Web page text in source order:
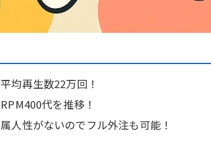
平均再生数22万回！
RPM400代を推移！
属人性がないのでフル外注も可能！